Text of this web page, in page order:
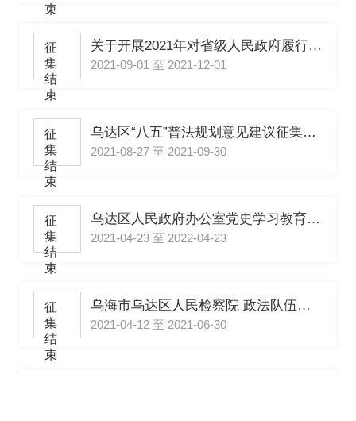
束
征
集
结
束
关于开展2021年对省级人民政府履行 教育职责情况满意度调查的通知
2021-09-01 至 2021-12-01
征
集
结
束
乌达区“八五”普法规划意见建议征集活动的公告
2021-08-27 至 2021-09-30
征
集
结
束
乌达区人民政府办公室党史学习教育 “开门纳谏”公告
2021-04-23 至 2022-04-23
征
集
结
束
乌海市乌达区人民检察院 政法队伍教育整顿受理群众线索举报的公告
2021-04-12 至 2021-06-30